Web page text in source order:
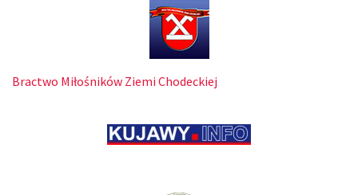
Bractwo Miłośników Ziemi Chodeckiej